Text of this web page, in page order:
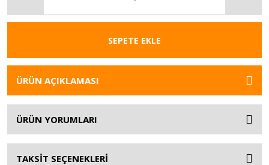
SEPETE EKLE
ÜRÜN AÇIKLAMASI
ÜRÜN YORUMLARI
TAKSİT SEÇENEKLERİ